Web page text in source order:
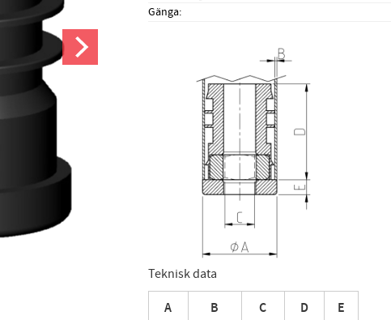
Gänga
Teknisk data
A B C D E